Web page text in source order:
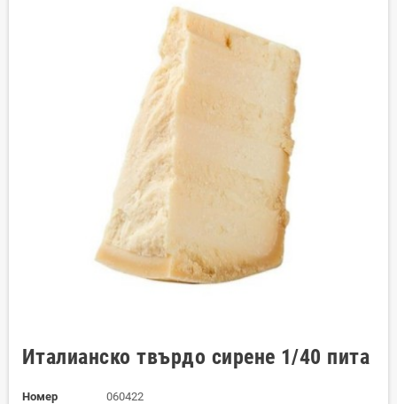
Италианско твърдо сирене 1/40 пита
Номер
060422